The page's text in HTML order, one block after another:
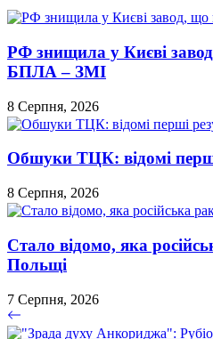
РФ знищила у Києві
БПЛА – ЗМІ
8 Серпня, 2026
Обшуки ТЦК: відомі
8 Серпня, 2026
Стало відомо, яка
Польщі
7 Серпня, 2026